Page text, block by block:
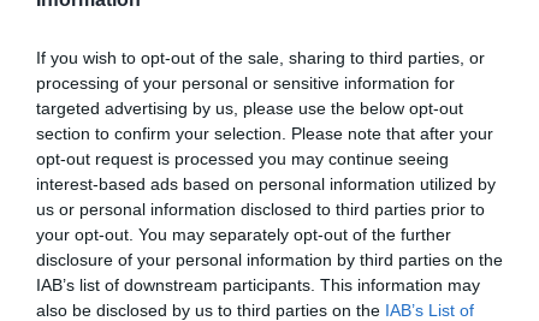
If you wish to opt-out of the sale, sharing to third parties, or
processing of your personal or sensitive information for
targeted advertising by us, please use the below opt-out
section to confirm your selection. Please note that after your
opt-out request is processed you may continue seeing
interest-based ads based on personal information utilized by
us or personal information disclosed to third parties prior to
your opt-out. You may separately opt-out of the further
disclosure of your personal information by third parties on the
IAB’s list of downstream participants. This information may
also be disclosed by us to third parties on the IAB’s List of
Remigrazione, il Copasir riconosce all’antifascismo il
veto del disordine
6 Agosto 2026